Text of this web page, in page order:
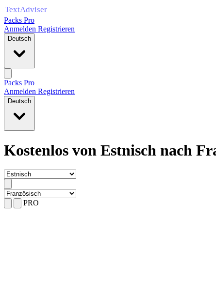
Packs Pro
Anmelden Registrieren
Deutsch
Packs Pro
Anmelden Registrieren
Deutsch
Kostenlos von Estnisch nach
PRO